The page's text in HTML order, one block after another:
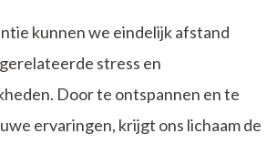
kunnen we eindelijk afstand
stress en
Door te ontspannen en te
ervaringen, krijgt ons lichaam de